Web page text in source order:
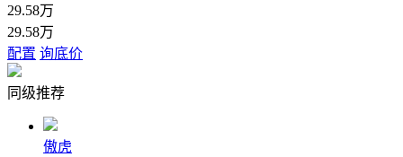
29.58万
29.58万
配置 询底价
同级推荐
傲虎